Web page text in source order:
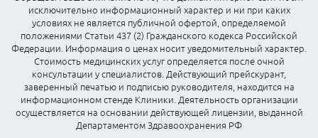
исключительно информационный характер и ни при каких
условиях не является публичной офертой, определяемой
положениями Статьи 437 (2) Гражданского кодекса Российской
Федерации. Информация о ценах носит уведомительный характер.
Стоимость медицинских услуг определяется после очной
консультации у специалистов. Действующий прейскурант,
заверенный печатью и подписью руководителя, находится на
информационном стенде Клиники. Деятельность организации
осуществляется на основании действующей лицензии, выданной
Департаментом Здравоохранения РФ